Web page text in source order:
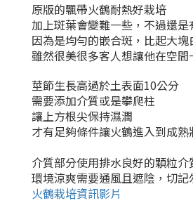
原版的飄帶火鶴耐熱好栽培
加上斑葉會變難一些，不過還是
因為是均勻的嵌合斑，比起大
雖然很美很多客人想讓他在空
莖節生長高過於土表面10公分
需要添加介質或是攀爬柱
讓上方根尖保持濕潤
才有足夠條件讓火鶴進入到成熟
介質部分使用排水良好的顆粒介
環境涼爽需要通風且遮陰，切記
火鶴栽培資訊影片